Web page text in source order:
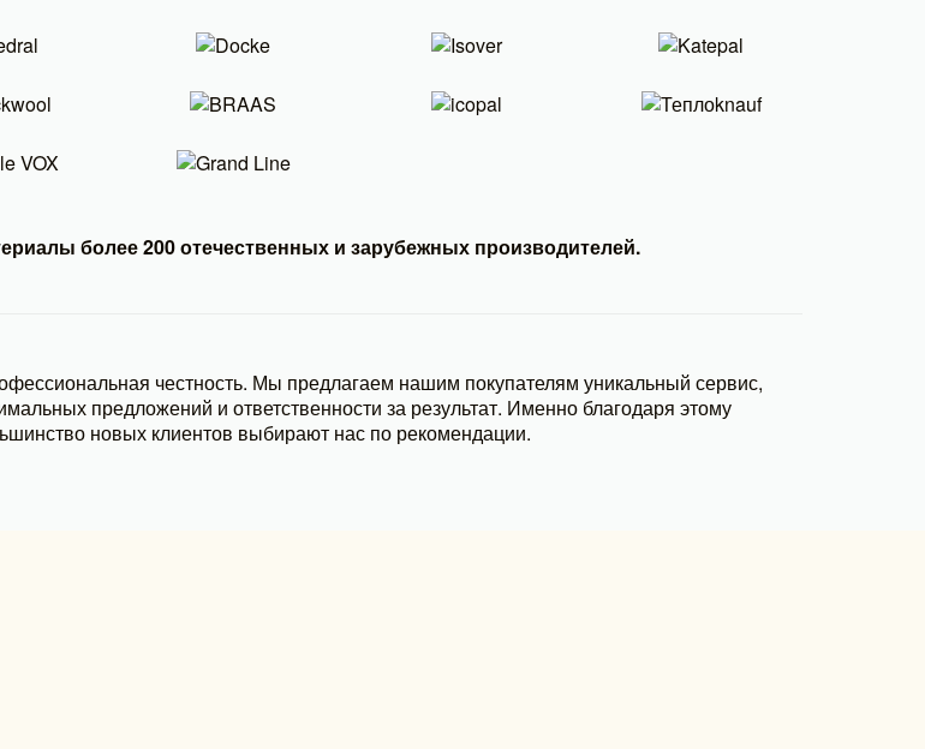
более 200 отечественных и зарубежных производителей.
честность. Мы предлагаем нашим покупателям уникальный сервис,
предложений и ответственности за результат. Именно благодаря этому
новых клиентов выбирают нас по рекомендации.